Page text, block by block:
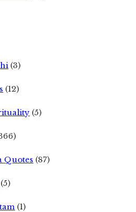
(3)
(12)
(5)
Quotes (87)
(5)
(1)